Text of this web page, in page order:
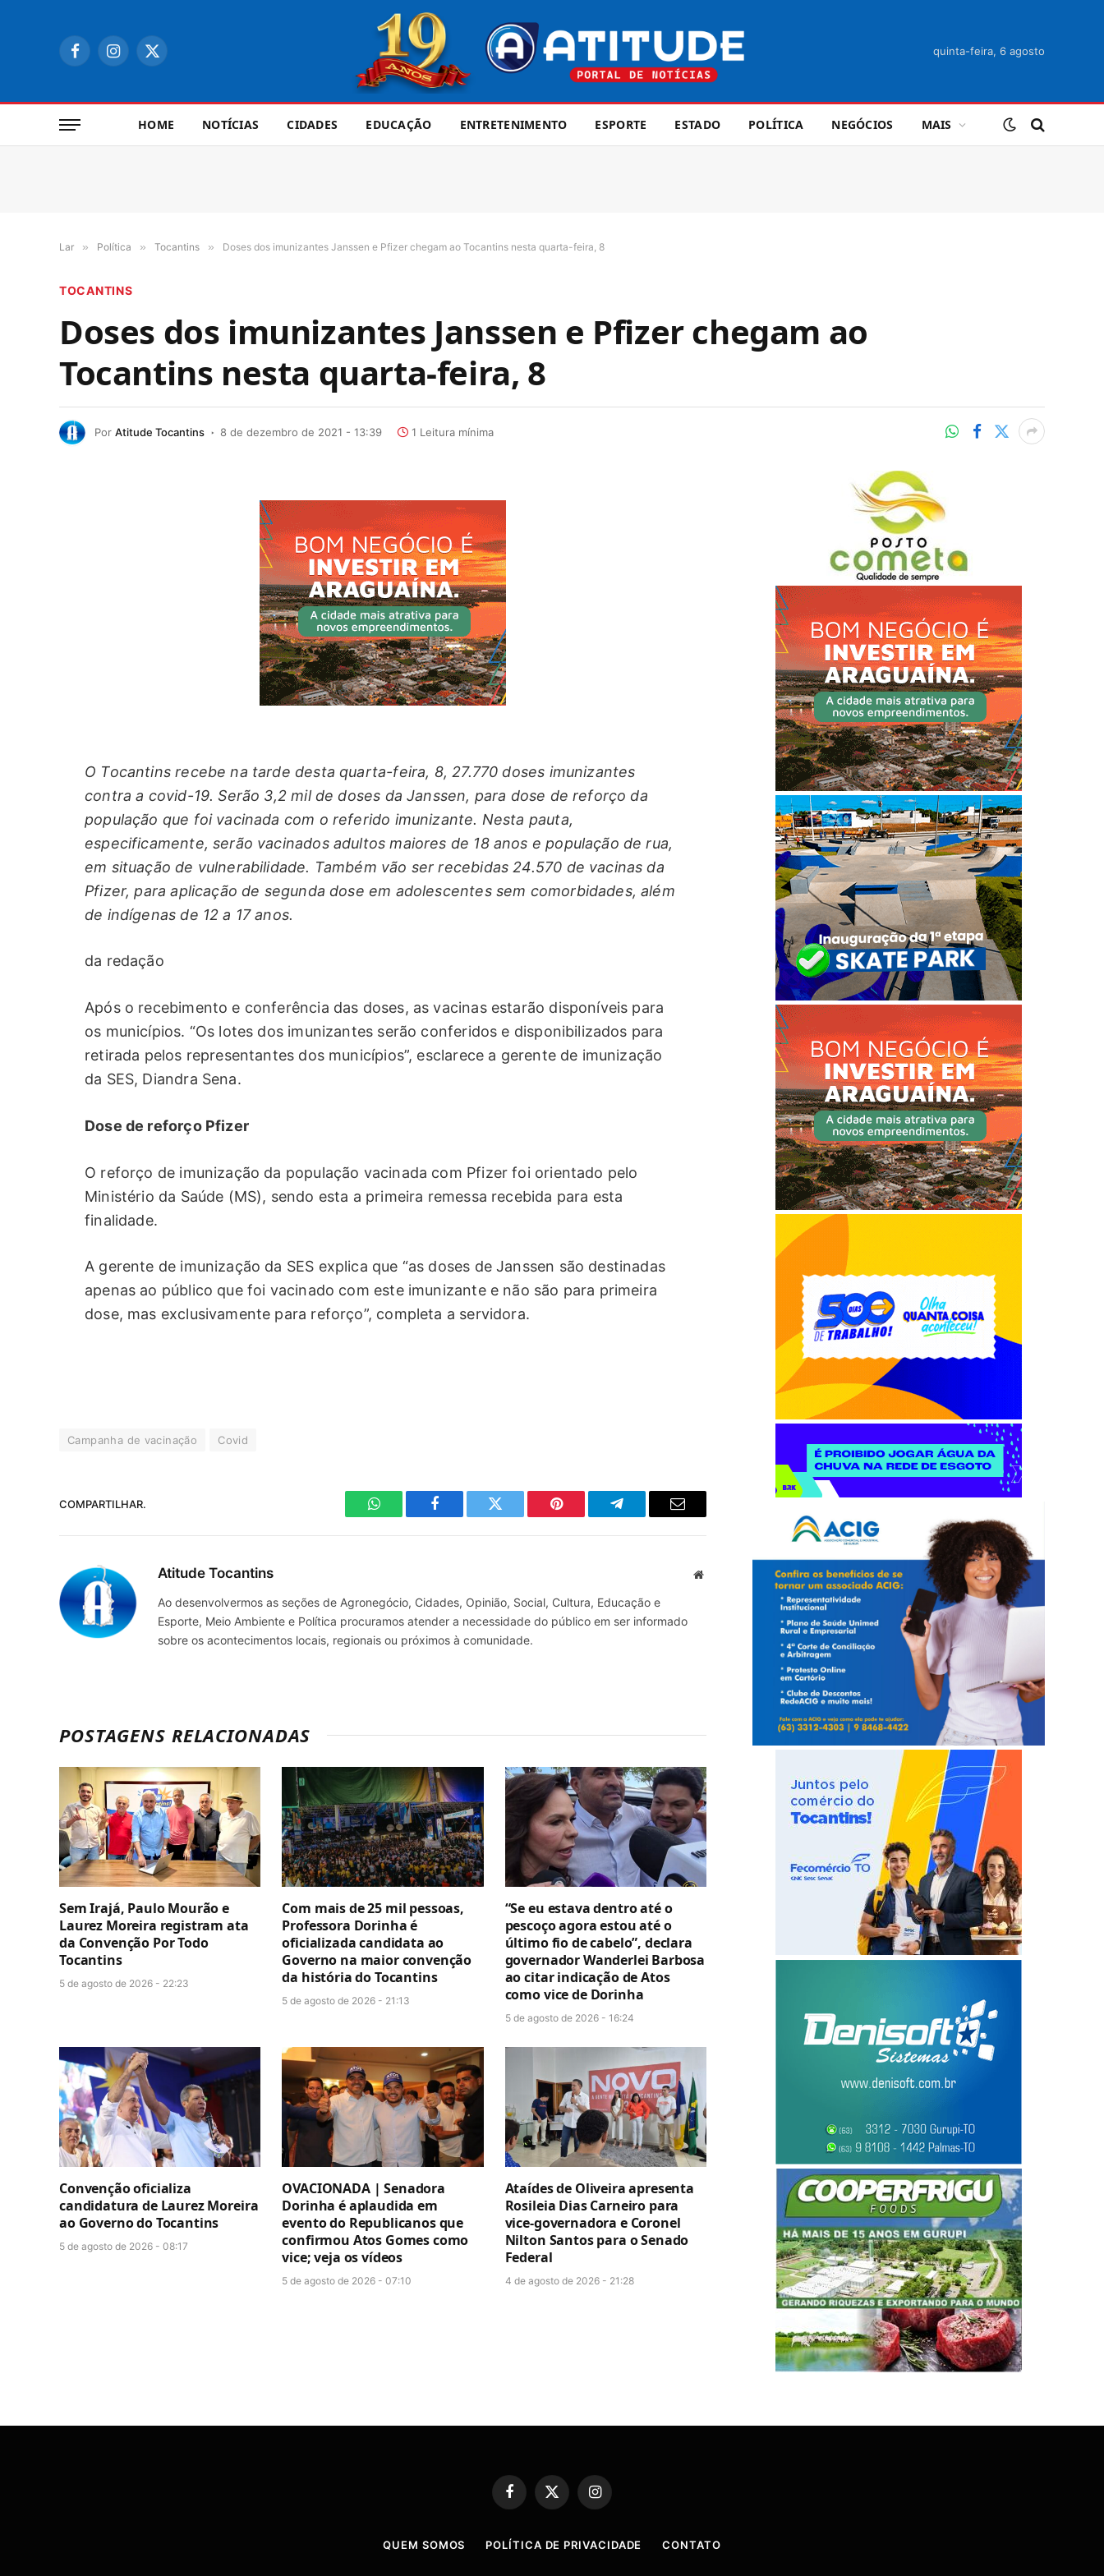
FacebookInstagram
X
quinta-feira, 6 agosto
HOME NOTÍCIAS CIDADES EDUCAÇÃO ENTRETENIMENTO ESPORTE ESTADO POLÍTICA NEGÓCIOS MAIS
Lar » Política » Tocantins » Doses dos imunizantes Janssen e Pfizer chegam ao Tocantins nesta quarta-feira, 8
TOCANTINS
Doses dos imunizantes Janssen e Pfizer chegam ao
Tocantins nesta quarta-feira, 8
Por Atitude Tocantins 8 de dezembro de 2021 - 13:39 1 Leitura mínima
O Tocantins recebe na tarde desta quarta-feira, 8, 27.770 doses imunizantes
contra a covid-19. Serão 3,2 mil de doses da Janssen, para dose de reforço da
população que foi vacinada com o referido imunizante. Nesta pauta,
especificamente, serão vacinados adultos maiores de 18 anos e população de rua,
em situação de vulnerabilidade. Também vão ser recebidas 24.570 de vacinas da
Pfizer, para aplicação de segunda dose em adolescentes sem comorbidades, além
de indígenas de 12 a 17 anos.
da redação
Após o recebimento e conferência das doses, as vacinas estarão disponíveis para
os municípios. “Os lotes dos imunizantes serão conferidos e disponibilizados para
retirada pelos representantes dos municípios”, esclarece a gerente de imunização
da SES, Diandra Sena.
Dose de reforço Pfizer
O reforço de imunização da população vacinada com Pfizer foi orientado pelo
Ministério da Saúde (MS), sendo esta a primeira remessa recebida para esta
finalidade.
A gerente de imunização da SES explica que “as doses de Janssen são destinadas
apenas ao público que foi vacinado com este imunizante e não são para primeira
dose, mas exclusivamente para reforço”, completa a servidora.
Campanha de vacinação Covid
COMPARTILHAR.
WhatsAppFacebook Twitter Pinterest TelegramaE-
Atitude Tocantins Site
Ao desenvolvermos as seções de Agronegócio, Cidades, Opinião, Social, Cultura, Educação e
Esporte, Meio Ambiente e Política procuramos atender a necessidade do público em ser informado
sobre os acontecimentos locais, regionais ou próximos à comunidade.
POSTAGENS RELACIONADAS
Sem Irajá, Paulo Mourão e
Laurez Moreira registram ata
da Convenção Por Todo
Tocantins
5 de agosto de 2026 - 22:23
Com mais de 25 mil pessoas,
Professora Dorinha é
oficializada candidata ao
Governo na maior convenção
da história do Tocantins
5 de agosto de 2026 - 21:13
“Se eu estava dentro até o
pescoço agora estou até o
último fio de cabelo”, declara
governador Wanderlei Barbosa
ao citar indicação de Atos
como vice de Dorinha
5 de agosto de 2026 - 16:24
Convenção oficializa
candidatura de Laurez Moreira
ao Governo do Tocantins
5 de agosto de 2026 - 08:17
OVACIONADA | Senadora
Dorinha é aplaudida em
evento do Republicanos que
confirmou Atos Gomes como
vice; veja os vídeos
5 de agosto de 2026 - 07:10
Ataídes de Oliveira apresenta
Rosileia Dias Carneiro para
vice-governadora e Coronel
Nilton Santos para o Senado
Federal
4 de agosto de 2026 - 21:28
Facebook
X
(Twitter)
Instagram
QUEM SOMOS POLÍTICA DE PRIVACIDADE CONTATO